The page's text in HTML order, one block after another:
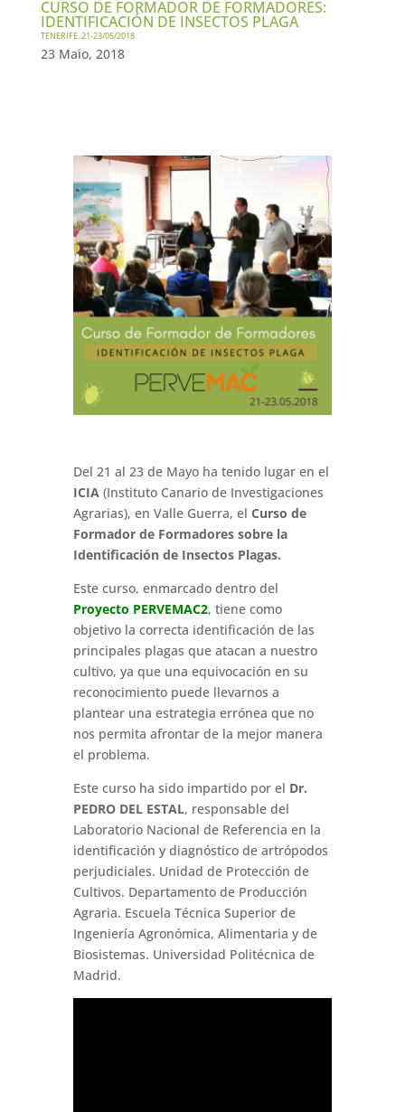
CURSO DE FORMADOR DE FORMADORES:
IDENTIFICACIÓN DE INSECTOS PLAGA
TENERIFE. 21-23/05/2018
23 Maio, 2018
Del 21 al 23 de Mayo ha tenido lugar en el
ICIA(Instituto Canario de Investigaciones
Agrarias), en Valle Guerra, el Curso de
Formador de Formadores sobre la
Identificación de Insectos Plagas.
Este curso, enmarcado dentro del
Proyecto PERVEMAC2, tiene como
objetivo la correcta identificación de las
principales plagas que atacan a nuestro
cultivo, ya que una equivocación en su
reconocimiento puede llevarnos a
plantear una estrategia errónea que no
nos permita afrontar de la mejor manera
el problema.
Este curso ha sido impartido por el Dr.
PEDRO DEL ESTAL, responsable del
Laboratorio Nacional de Referencia en la
identificación y diagnóstico de artrópodos
perjudiciales. Unidad de Protección de
Cultivos. Departamento de Producción
Agraria. Escuela Técnica Superior de
Ingeniería Agronómica, Alimentaria y de
Biosistemas. Universidad Politécnica de
Madrid.